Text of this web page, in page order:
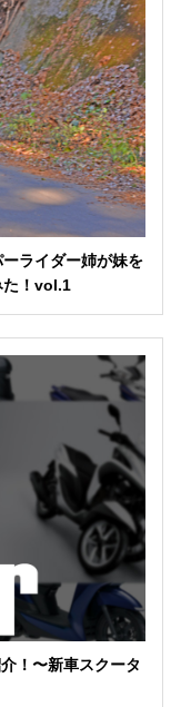
ーライダー姉が妹を
た！vol.1
！〜新車スクータ